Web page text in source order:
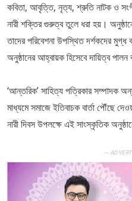
কবিতা, আবৃত্তি, নৃত্য, শ্রুতি নাটক ও
নারী শক্তির গুরুত্ব তুলে ধরা হয়।
তাদের পরিবেশনা উপস্থিত দর্শকদের
অনুষ্ঠানের আহ্বায়ক হিসেবে দায়িত্ব পালন
‘আন্তরিক’ সাহিত্য পত্রিকার সম্পাদক
মাধ্যমে সমাজে ইতিবাচক বার্তা পৌঁছে
নারী দিবস উপলক্ষে এই সাংস্কৃতিক
—